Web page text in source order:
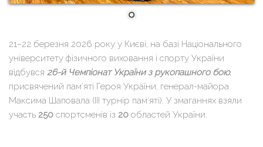
21–22 березня 2026 року у Києві, на базі Національного
університету фізичного виховання і спорту України
відбувся 26-й Чемпіонат України з рукопашного бою,
присвячений пам’яті Героя України, генерал-майора
Максима Шаповала (III турнір пам’яті). У змаганнях взяли
участь 250 спортсменів із 20 областей України.